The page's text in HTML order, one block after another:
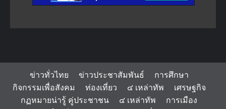
ข่าวทั่วไทย ข่าวประชาสัมพันธ์
การศึกษา
กิจกรรมเพื่อสังคม
ท่องเที่ยว ๔ เหล่าทัพ
เศรษฐกิจ
กฏหมายน่ารู้ คู่ประชาชน
๔ เหล่าทัพ
การเมือง